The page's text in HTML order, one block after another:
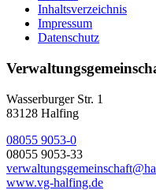
Inhaltsverzeichnis
Impressum
Datenschutz
Wasserburger Str. 1
83128 Halfing
08055 9053-0
08055 9053-33
www.vg-halfing.de